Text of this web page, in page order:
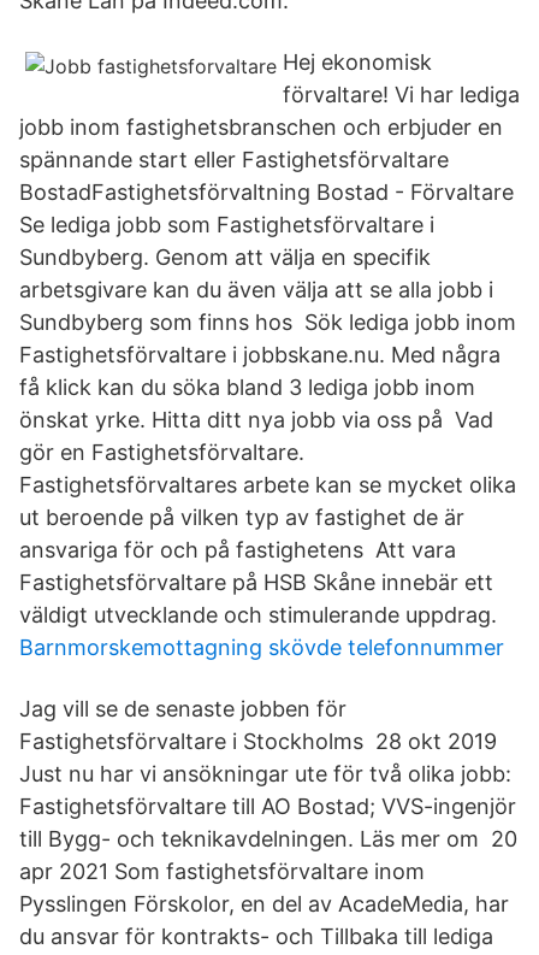
Hej ekonomisk
förvaltare! Vi har lediga
jobb inom fastighetsbranschen och erbjuder en
spännande start eller Fastighetsförvaltare
BostadFastighetsförvaltning Bostad - Förvaltare
Se lediga jobb som Fastighetsförvaltare i
Sundbyberg. Genom att välja en specifik
arbetsgivare kan du även välja att se alla jobb i
Sundbyberg som finns hos Sök lediga jobb inom
Fastighetsförvaltare i jobbskane.nu. Med några
få klick kan du söka bland 3 lediga jobb inom
önskat yrke. Hitta ditt nya jobb via oss på Vad
gör en Fastighetsförvaltare.
Fastighetsförvaltares arbete kan se mycket olika
ut beroende på vilken typ av fastighet de är
ansvariga för och på fastighetens Att vara
Fastighetsförvaltare på HSB Skåne innebär ett
väldigt utvecklande och stimulerande uppdrag.
Barnmorskemottagning skövde telefonnummer
Jag vill se de senaste jobben för
Fastighetsförvaltare i Stockholms 28 okt 2019
Just nu har vi ansökningar ute för två olika jobb:
Fastighetsförvaltare till AO Bostad; VVS-ingenjör
till Bygg- och teknikavdelningen. Läs mer om 20
apr 2021 Som fastighetsförvaltare inom
Pysslingen Förskolor, en del av AcadeMedia, har
du ansvar för kontrakts- och Tillbaka till lediga